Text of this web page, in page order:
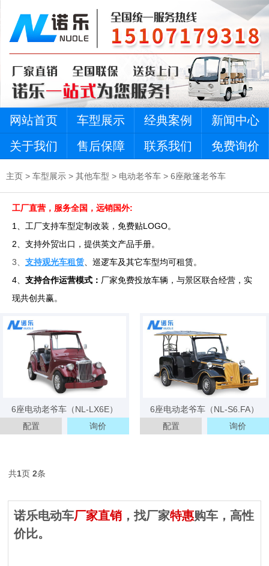
网站首页 车型展示 经典案例
新闻中心
关于我们
售后保障 联系我们 免费询价
主页 > 车型展示 > 其他车型 > 电动老爷车 > 6座敞篷老爷车
工厂直营，服务全国，远销国外:
1、工厂支持车型定制改装，免费贴LOGO。
2、支持外贸出口，提供英文产品手册。
3、 支持观光车租赁 、巡逻车及其它车型均可租赁。
4、 支持合作运营模式： 厂家免费投放车辆，与景区联合经营，实
现共创共赢。
6座电动老爷车（NL-LX6E）
配置
询价
6座电动老爷车（NL-S6.FA）
配置
询价
共1页 2条
诺乐电动车厂家直销 ，找厂家特惠购车，高性
价比。
3天内 151****0811 已获取报价方案
3天内 157****5911 已获取报价方案
3天内 182****8876 已获取报价方案
3天内 134****4418 已获取报价方案
3分钟内 139****1175 已获取报价方案
10分钟内 151****3959已获取报价方案
10分钟内 157****1125 已获取报价方案